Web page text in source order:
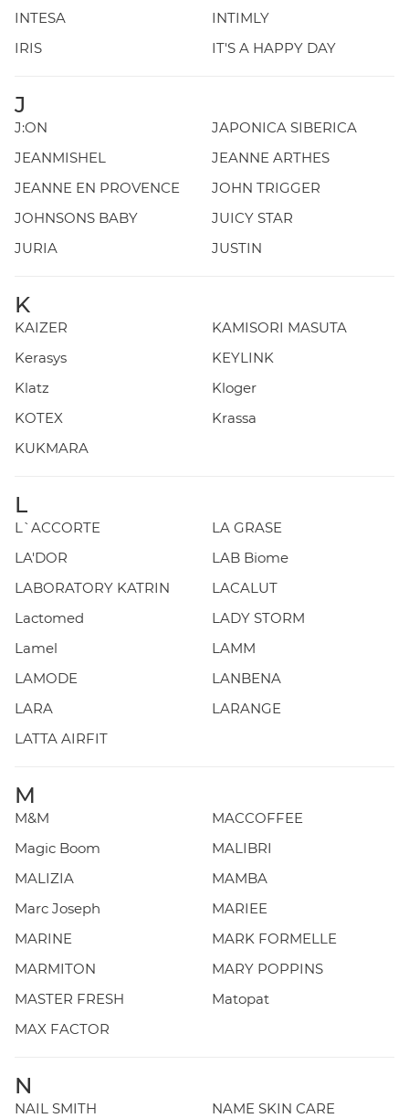
INTESA
INTIMLY
IRIS
IT'S A HAPPY DAY
J
J:ON
JAPONICA SIBERICA
JEANMISHEL
JEANNE ARTHES
JEANNE EN PROVENCE
JOHN TRIGGER
JOHNSONS BABY
JUICY STAR
JURIA
JUSTIN
K
KAIZER
KAMISORI MASUTA
Kerasys
KEYLINK
Klatz
Kloger
KOTEX
Krassa
KUKMARA
L
L`ACCORTE
LA GRASE
LA'DOR
LAB Biome
LABORATORY KATRIN
LACALUT
Lactomed
LADY STORM
Lamel
LAMM
LAMODE
LANBENA
LARA
LARANGE
LATTA AIRFIT
M
M&M
MACCOFFEE
Magic Boom
MALIBRI
MALIZIA
MAMBA
Marc Joseph
MARIEE
MARINE
MARK FORMELLE
MARMITON
MARY POPPINS
MASTER FRESH
Matopat
MAX FACTOR
N
NAIL SMITH
NAME SKIN CARE